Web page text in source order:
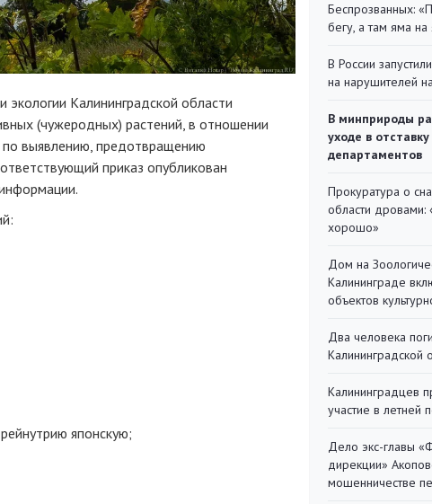
Калининградской области
(чужеродных) растений, в отношении
выявлению, предотвращению
приказ опубликован
японскую;
Беспрозванных:
бегу, а там яма на
В России
на нарушителей
В минприроды
уходе в
департаментов
Прокуратура о
области дровами:
хорошо»
Дом на
Калининграде
объектов
Два человека
Калининградской
Калининградцев
участие в летней
Дело экс-главы
дирекции»
мошенничестве